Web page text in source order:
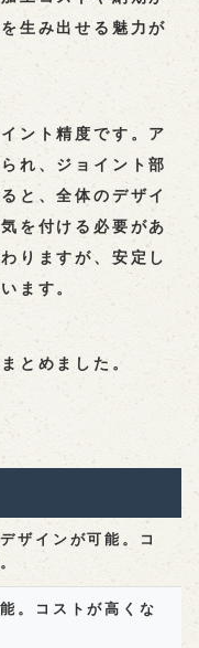
生み出せる魅力が
ント精度です。ア
れ、ジョイント部
と、全体のデザイ
を付ける必要があ
りますが、安定し
ます。
とめました。
ザインが可能。コ
。コストが高くな